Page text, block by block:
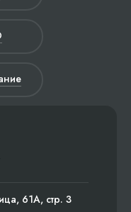
61А, стр. 3